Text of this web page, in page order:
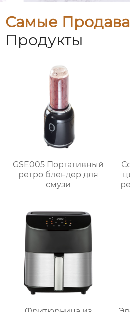
Самые
Продукты
GSE005 Портативный
ретро блендер для
смузи